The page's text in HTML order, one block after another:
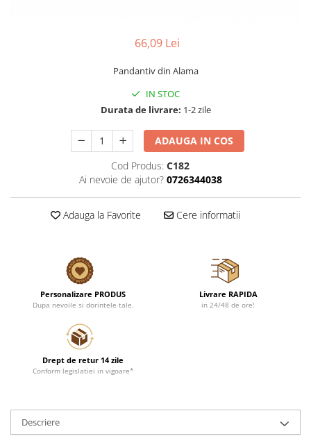
66,09 Lei
Pandantiv din Alama
IN STOC
Durata de livrare: 1-2 zile
ADAUGA IN COS
Cod Produs: C182
Ai nevoie de ajutor? 0726344038
Adauga la Favorite Cere informatii
Personalizare PRODUS
Dupa nevoile si dorintele tale.
Livrare RAPIDA
in 24/48 de ore!
Drept de retur 14 zile
Conform legislatiei in vigoare*
Descriere